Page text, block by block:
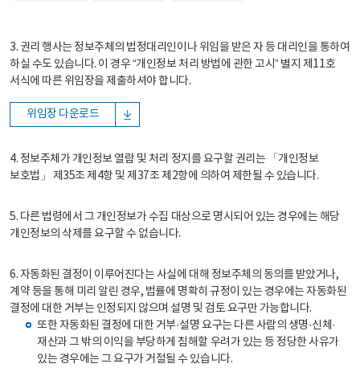
3. 권리 행사는 정보주체의 법정대리인이나 위임을 받은 자 등 대리인을 통하여
하실 수도 있습니다. 이 경우 “개인정보 처리 방법에 관한 고시” 별지 제11호
서식에 따른 위임장을 제출하셔야 합니다.
위임장 다운로드
4. 정보주체가 개인정보 열람 및 처리 정지를 요구할 권리는 「개인정보
보호법」 제35조 제4항 및 제37조 제2항에 의하여 제한될 수 있습니다.
5. 다른 법령에서 그 개인정보가 수집 대상으로 명시되어 있는 경우에는 해당
개인정보의 삭제를 요구할 수 없습니다.
6. 자동화된 결정이 이루어진다는 사실에 대해 정보주체의 동의를 받았거나,
계약 등을 통해 미리 알린 경우, 법률에 명확히 규정이 있는 경우에는 자동화된
결정에 대한 거부는 인정되지 않으며 설명 및 검토 요구만 가능합니다.
또한 자동화된 결정에 대한 거부·설명 요구는 다른 사람의 생명·신체·
재산과 그 밖의 이익을 부당하게 침해할 우려가 있는 등 정당한 사유가
있는 경우에는 그 요구가 거절될 수 있습니다.